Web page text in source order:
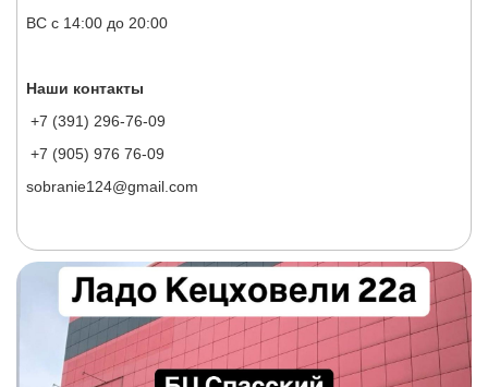
ВС с 14:00 до 20:00
Наши контакты
+7 (391) 296-76-09
+7 (905) 976 76-09
sobranie124@gmail.com